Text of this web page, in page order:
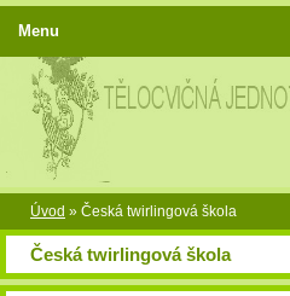
Úvod » Česká twirlingová škola
Česká twirlingová škola
Menu